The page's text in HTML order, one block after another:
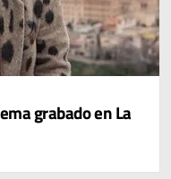
grabado en La